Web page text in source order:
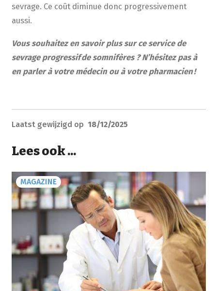
sevrage. Ce coût diminue donc progressivement
aussi.
Vous souhaitez en savoir plus sur ce service de
sevrage progressif de somnifères ? N’hésitez pas à
en parlerà votremédecin ouà votrepharmacien !
Laatst gewijzigd op 18/12/2025
Lees ook ...
MAGAZINE